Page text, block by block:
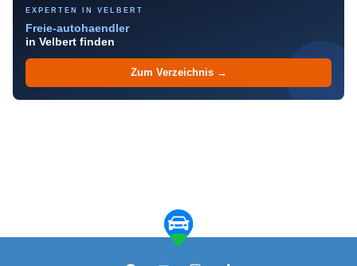
EXPERTEN IN VELBERT
Freie-autohaendler
in Velbert finden
Zum Verzeichnis →